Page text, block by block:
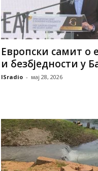
Европски самит о
и безбједности у
ISradio - мај 28, 2026